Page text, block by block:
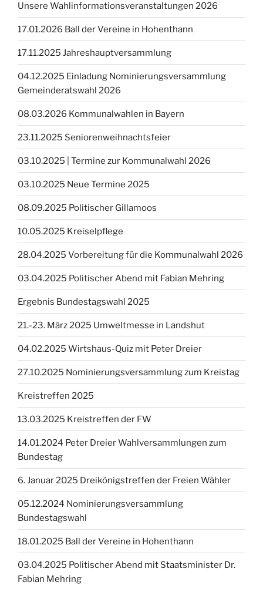
Unsere Wahlinformationsveranstaltungen 2026
17.01.2026 Ball der Vereine in Hohenthann
17.11.2025 Jahreshauptversammlung
04.12.2025 Einladung Nominierungsversammlung
Gemeinderatswahl 2026
08.03.2026 Kommunalwahlen in Bayern
23.11.2025 Seniorenweihnachtsfeier
03.10.2025 | Termine zur Kommunalwahl 2026
03.10.2025 Neue Termine 2025
08.09.2025 Politischer Gillamoos
10.05.2025 Kreiselpflege
28.04.2025 Vorbereitung für die Kommunalwahl 2026
03.04.2025 Politischer Abend mit Fabian Mehring
Ergebnis Bundestagswahl 2025
21.-23. März 2025 Umweltmesse in Landshut
04.02.2025 Wirtshaus-Quiz mit Peter Dreier
27.10.2025 Nominierungsversammlung zum Kreistag
Kreistreffen 2025
13.03.2025 Kreistreffen der FW
14.01.2024 Peter Dreier Wahlversammlungen zum
Bundestag
6. Januar 2025 Dreikönigstreffen der Freien Wähler
05.12.2024 Nominierungsversammlung
Bundestagswahl
18.01.2025 Ball der Vereine in Hohenthann
03.04.2025 Politischer Abend mit Staatsminister Dr.
Fabian Mehring